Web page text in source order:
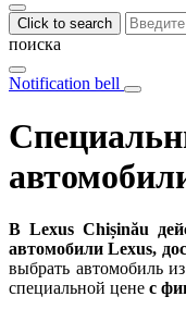
Click to search
поиска
Notification bell
В Lexus Chișinău
автомобили Lexus,
выбрать автомобиль
специальной цене с